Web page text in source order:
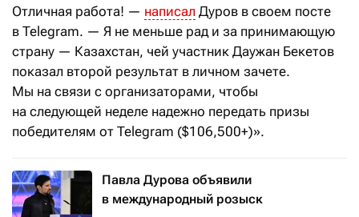
Отличная работа! — написал Дуров в своем посте
в Telegram. — Я не меньше рад и за принимающую
страну — Казахстан, чей участник Даужан Бекетов
показал второй результат в личном зачете.
Мы на связи с организаторами, чтобы
на следующей неделе надежно передать призы
победителям от Telegram ($106,500+)».
Павла Дурова объявили
в международный розыск